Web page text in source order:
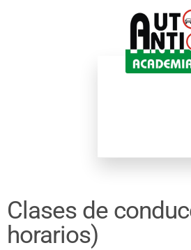
Clases de
horarios)